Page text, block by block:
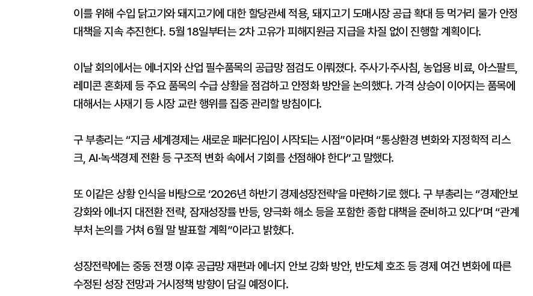
이를 위해 수입 닭고기와 돼지고기에 대한 할당관세 적용, 돼지고기 도매시장 공급 확대 등 먹거리 물가 안정
대책을 지속 추진한다. 5월 18일부터는 2차 고유가 피해지원금 지급을 차질 없이 진행할 계획이다.
이날 회의에서는 에너지와 산업 필수품목의 공급망 점검도 이뤄졌다. 주사기·주사침, 농업용 비료, 아스팔트,
레미콘 혼화제 등 주요 품목의 수급 상황을 점검하고 안정화 방안을 논의했다. 가격 상승이 이어지는 품목에
대해서는 사재기 등 시장 교란 행위를 집중 관리할 방침이다.
구 부총리는 “지금 세계경제는 새로운 패러다임이 시작되는 시점”이라며 “통상환경 변화와 지정학적 리스
크, AI·녹색경제 전환 등 구조적 변화 속에서 기회를 선점해야 한다”고 말했다.
또 이같은 상황 인식을 바탕으로 ‘2026년 하반기 경제성장전략’을 마련하기로 했다. 구 부총리는 “경제안보
강화와 에너지 대전환 전략, 잠재성장률 반등, 양극화 해소 등을 포함한 종합 대책을 준비하고 있다”며 “관계
부처 논의를 거쳐 6월 말 발표할 계획”이라고 밝혔다.
성장전략에는 중동 전쟁 이후 공급망 재편과 에너지 안보 강화 방안, 반도체 호조 등 경제 여건 변화에 따른
수정된 성장 전망과 거시정책 방향이 담길 예정이다.